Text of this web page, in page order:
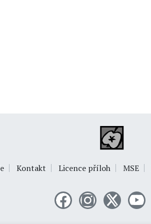
Kontakt Licence příloh MSE